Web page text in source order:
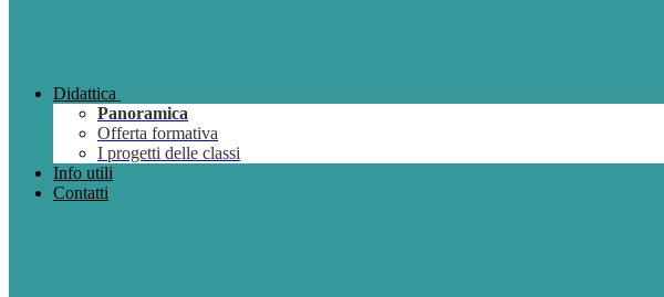
Didattica
Panoramica
Offerta formativa
I progetti delle classi
Info utili
Contatti